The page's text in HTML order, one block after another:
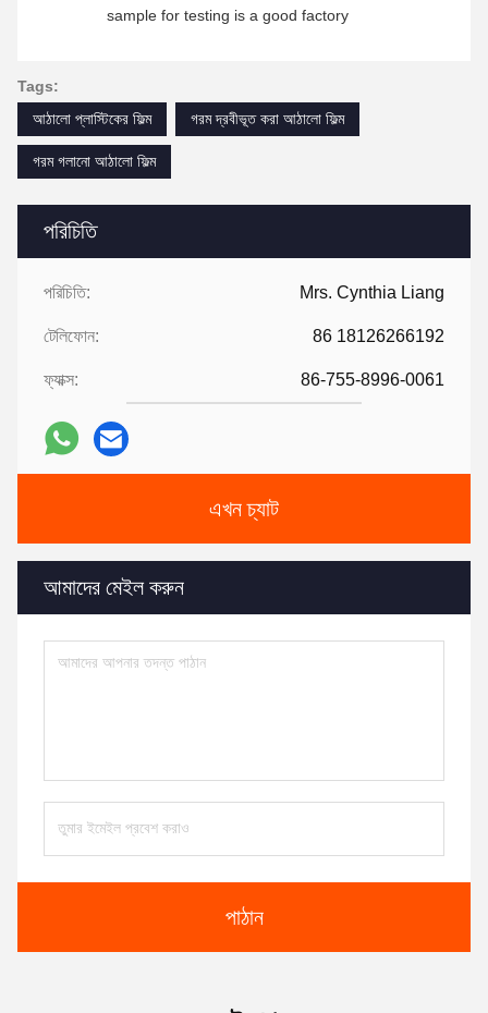
পরিচিতি
পরিচিতি: Mrs. Cynthia Liang
টেলিফোন: 86 18126266192
ফ্যাক্স: 86-755-8996-0061
এখন চ্যাট
আমাদের মেইল ​​করুন
পাঠান
sample for testing is a good factory
Tags:
আঠালো প্লাস্টিকের ফিল্ম
গরম দ্রবীভূত করা আঠালো ফিল্ম
গরম গলানো আঠালো ফিল্ম